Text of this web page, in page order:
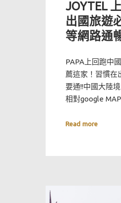
JOYTEL
出國旅遊
等網路通
PAPA上回跑中
薦這家！習慣在
要通!!中國大陸
相對google
Read more